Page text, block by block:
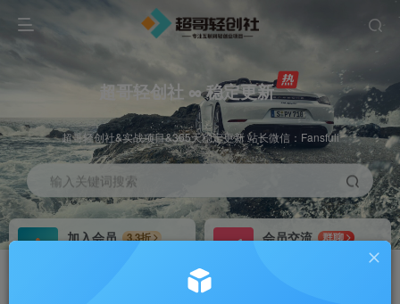
超哥轻创社 ∞ 稳定更新
超哥轻创社&实战项目&365天稳定更新 站长微信：Fansfuli
输入关键词搜索
加入会员
3.3折
会员交流
群聊